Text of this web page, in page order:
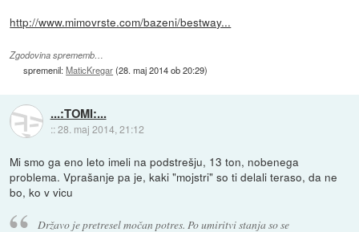
http://www.mimovrste.com/bazeni/bestway...
Zgodovina sprememb…
spremenil:MaticKregar(28. maj 2014 ob 20:29)
...:TOMI:...
::28. maj 2014, 21:12
Mi smo ga eno leto imeli na podstrešju, 13 ton, nobenega
problema. Vprašanje pa je, kaki "mojstri" so ti delali teraso, da ne
bo, ko v vicu
Državo je pretresel močan potres. Po umiritvi stanja so se